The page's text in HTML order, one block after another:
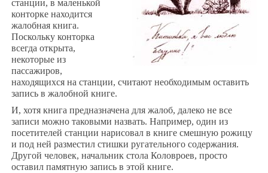
станции, в маленькой
конторке находится
жалобная книга.
Поскольку конторка
всегда открыта,
некоторые из
пассажиров,
находящихся на станции, считают необходимым оставить
запись в жалобной книге.
И, хотя книга предназначена для жалоб, далеко не все
записи можно таковыми назвать. Например, один из
посетителей станции нарисовал в книге смешную рожицу
и под ней разместил стишки ругательного содержания.
Другой человек, начальник стола Коловроев, просто
оставил памятную запись в этой книге.